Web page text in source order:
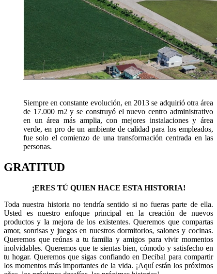
Siempre en constante evolución, en 2013 se adquirió otra área
de 17.000 m2 y se construyó el nuevo centro administrativo
en un área más amplia, con mejores instalaciones y área
verde, en pro de un ambiente de calidad para los empleados,
fue solo el comienzo de una transformación centrada en las
personas.
GRATITUD
¡ERES TÚ QUIEN HACE ESTA HISTORIA!
Toda nuestra historia no tendría sentido si no fueras parte de ella.
Usted es nuestro enfoque principal en la creación de nuevos
productos y la mejora de los existentes. Queremos que compartas
amor, sonrisas y juegos en nuestros dormitorios, salones y cocinas.
Queremos que reúnas a tu familia y amigos para vivir momentos
inolvidables. Queremos que te sientas bien, cómodo y satisfecho en
tu hogar. Queremos que sigas confiando en Decibal para compartir
los momentos más importantes de la vida. ¡Aquí están los próximos